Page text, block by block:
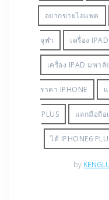
อยากขายไอแพด
จุฬา เครื่อง
เครื่อง IPAD มหา
ราคา IPHONE
PLUS แลกมือถือ
ได้ IPHONE6
by